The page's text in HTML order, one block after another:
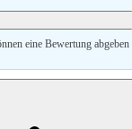
eine Bewertung abgeben